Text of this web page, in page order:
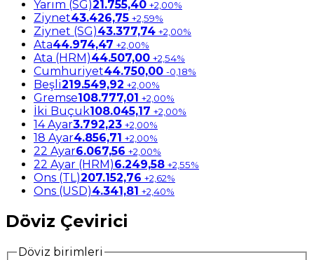
Yarım (SG)21.755,40 +2,00%
Ziynet43.426,75 +2,59%
Ziynet (SG)43.377,74 +2,00%
Ata44.974,47 +2,00%
Ata (HRM)44.507,00 +2,54%
Cumhuriyet44.750,00 -0,18%
Beşli219.549,92 +2,00%
Gremse108.777,01 +2,00%
İki Buçuk108.045,17 +2,00%
14 Ayar3.792,23 +2,00%
18 Ayar4.856,71 +2,00%
22 Ayar6.067,56 +2,00%
22 Ayar (HRM)6.249,58 +2,55%
Ons (TL)207.152,76 +2,62%
Ons (USD)4.341,81 +2,40%
Döviz Çevirici
Döviz birimleri